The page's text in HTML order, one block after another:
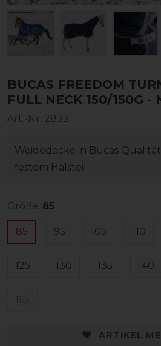
BUCAS FREEDOM
FULL NECK 150/150G -
Art.-Nr: 2833
Weidedecke in Bucas
festem Halsteil
Größe: 85
85 95 105 110
125 130 135 140
ARTIKEL